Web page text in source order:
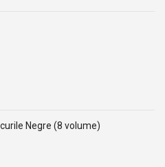
Negre (8 volume)